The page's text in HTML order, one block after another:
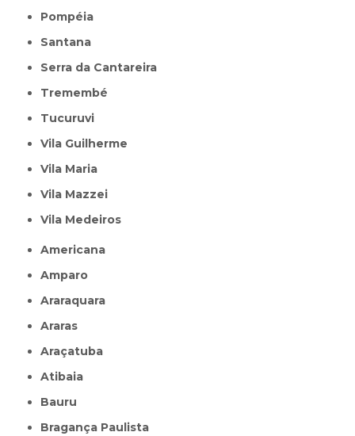
Pompéia
Santana
Serra da Cantareira
Tremembé
Tucuruvi
Vila Guilherme
Vila Maria
Vila Mazzei
Vila Medeiros
Americana
Amparo
Araraquara
Araras
Araçatuba
Atibaia
Bauru
Bragança Paulista